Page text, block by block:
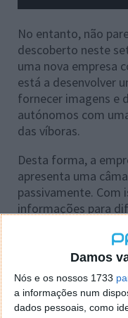
Damos
Nós e os nossos 1733
a informações num
dados pessoais, como
No entanto, não
descoberto neste
uma nova empresa
está a desenvolver
fornecer imagens e
autónomos com
das víboras.
Desta forma, a
apresenta uma
passivamente. Com
informações para